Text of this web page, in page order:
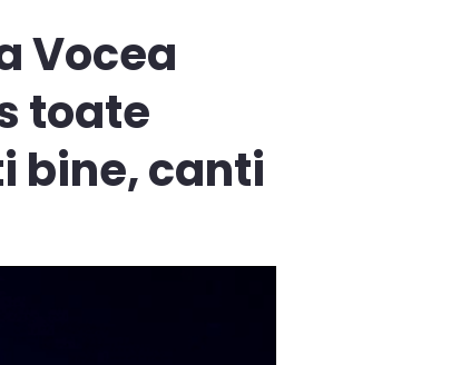
Vocea
toate
bine, canti